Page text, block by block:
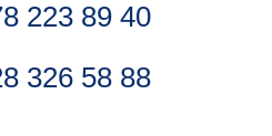
223 89 40
326 58 88